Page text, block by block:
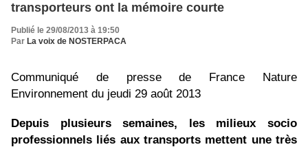
transporteurs ont la mémoire courte
Publié le 29/08/2013 à 19:50
Par La voix de NOSTERPACA
Communiqué de presse de France Nature
Environnement du jeudi 29 août 2013
Depuis plusieurs semaines, les milieux socio
professionnels liés aux transports mettent une très